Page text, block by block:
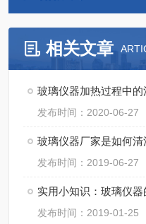
相关文章
玻璃仪器加热过程中的
发布时间：2020-06-27
玻璃仪器厂家是如何
发布时间：2019-06-27
实用小知识：玻璃仪
发布时间：2019-01-25